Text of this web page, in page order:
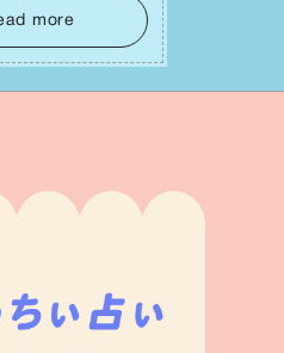
。この意識の切り替
な安⼼感をもたらす
more